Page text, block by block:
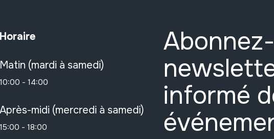
Horaire
Matin (mardi à samedi)
10:00 - 14:00
Après-midi (mercredi à samedi)
15:00 - 18:00
informé